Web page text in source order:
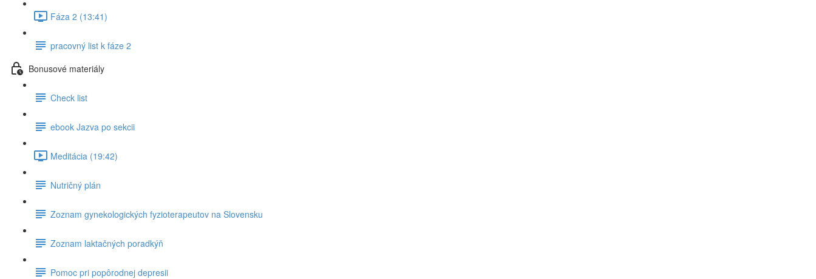
Fáza 2 (13:41)
pracovný list k fáze 2
Bonusové materiály
Check list
ebook Jazva po sekcii
Meditácia (19:42)
Nutričný plán
Zoznam gynekologických fyzioterapeutov na Slovensku
Zoznam laktačných poradkýň
Pomoc pri popôrodnej depresii